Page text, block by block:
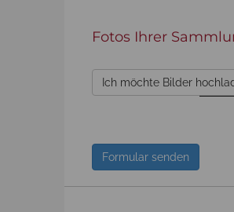
Fotos Ihrer
Ich möchte Bilder
Formular senden